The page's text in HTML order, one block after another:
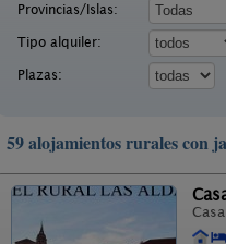
Provincias/Islas:
Tipo alquiler:
Plazas:
59 alojamientos rurales con